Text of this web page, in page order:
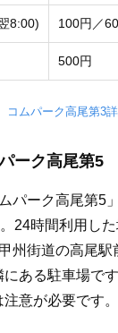
8:00) 100円／
500円
コムパーク高尾第3
ーク高尾第5
パーク高尾第5
24時間利用し
州街道の高尾
にある駐車場で
意が必要です。